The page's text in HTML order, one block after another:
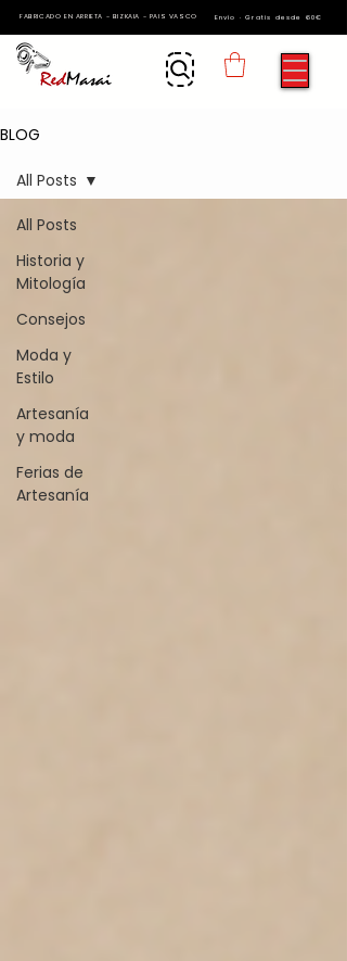
FABRICADO EN ARRIETA - BIZKAIA - PAIS VASCO Envío · Gratis desde 60€
BLOG
All Posts
Historia y
Mitología
Consejos
Moda y
Estilo
Artesanía
y moda
Ferias de
Artesanía
All Posts